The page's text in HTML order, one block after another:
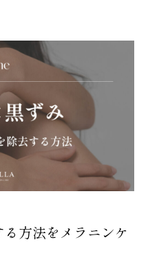
方法をメラニンケ